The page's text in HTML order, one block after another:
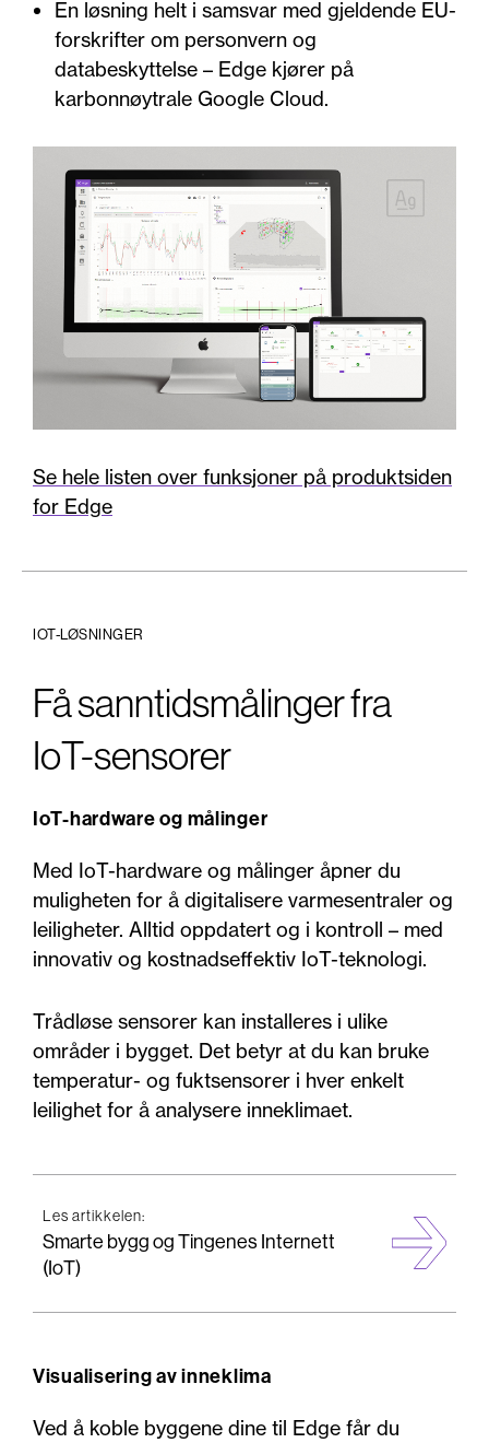
En løsning helt i samsvar med gjeldende EU-
forskrifter om personvern og
databeskyttelse – Edge kjører på
karbonnøytrale Google Cloud.
Se hele listen over funksjoner på produktsiden
for Edge
IOT-LØSNINGER
Få sanntidsmålinger fra
IoT-sensorer
IoT-hardware og målinger
Med IoT-hardware og målinger åpner du
muligheten for å digitalisere varmesentraler og
leiligheter. Alltid oppdatert og i kontroll – med
innovativ og kostnadseffektiv IoT-teknologi.
Trådløse sensorer kan installeres i ulike
områder i bygget. Det betyr at du kan bruke
temperatur- og fuktsensorer i hver enkelt
leilighet for å analysere inneklimaet.
Les artikkelen:
Smarte bygg og Tingenes Internett
(IoT)
Visualisering av inneklima
Ved å koble byggene dine til Edge får du